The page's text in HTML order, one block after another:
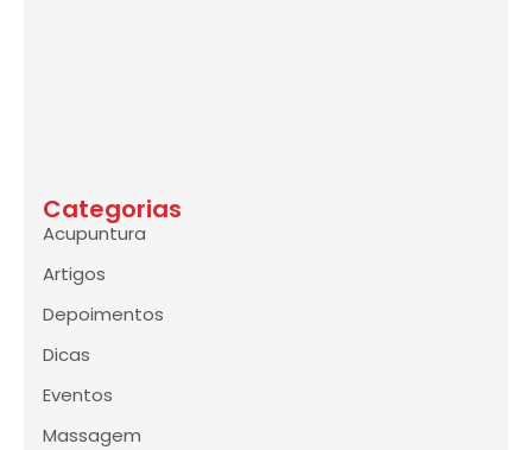
Categorias
Acupuntura
Artigos
Depoimentos
Dicas
Eventos
Massagem